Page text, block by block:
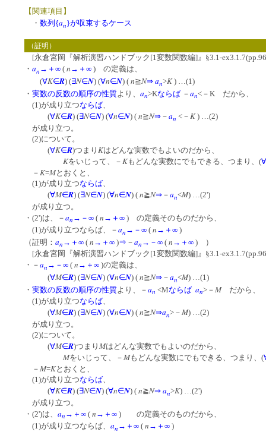
【関連項目】
・ 数列{an}が収束するケース
（証明）
[永倉宮岡『解析演習ハンドブック[1変数関数編]』§3.1-
・ an →＋∞ ( n →＋∞ ) の定義は、
(∀K∈R) (∃N∈N) (∀n∈N) ( n≧N⇒ an>K) …(1)
・ 実数の反数の順序の性質より、 an>Kならば － an<－K だから、
(1)が成り立つならば、
(∀K∈R) (∃N∈N) (∀n∈N) ( n≧N⇒ － an <－ K) …(2)
が成り立つ。
(2)について。
(∀K∈R)つまり Kはどんな実数でもよいのだから、
Kをいじって、－ Kもどんな実数にでもできる、つまり、(∀
－ K=Mとおくと、
(1)が成り立つならば
(∀M∈R) (∃N∈N) (∀n∈N) ( n≧N⇒ － an<M) …(2')
が成り立つ。
・(2')は、－ an →－∞ ( n →＋∞ ) の定義そのものだから、
(1)が成り立つならば、－ an →－∞ ( n →＋∞ )
（証明： an →＋∞ ( n →＋∞ )⇒ － an →－∞ ( n →＋∞ ) ）
[永倉宮岡『解析演習ハンドブック[1変数関数編]』§3.1-
・－ an →－∞ ( n →＋∞ )の定義は、
(∀M∈R) (∃N∈N) (∀n∈N) ( n≧N⇒ － an<M) …(1)
・ 実数の反数の順序の性質より、－ an <Mならば an>－ Mだから、
(1)が成り立つならば、
(∀M∈R) (∃N∈N) (∀n∈N) ( n≧N⇒an>－ M) …(2)
が成り立つ。
(2)について。
(∀M∈R)つまり Mはどんな実数でもよいのだから、
Mをいじって、－ Mもどんな実数にでもできる、つまり、(
－ M=Kとおくと、
(1)が成り立つならば、
(∀K∈R) (∃N∈N) (∀n∈N) ( n≧N⇒ an>K) …(2')
が成り立つ。
・(2')は、 an →＋∞ ( n →＋∞ ) の定義そのものだから、
(1)が成り立つならば、 an →＋∞ ( n →＋∞ )